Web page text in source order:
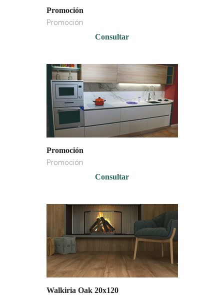
Promoción
Promoción
Consultar
Promoción
Promoción
Consultar
Walkiria Oak 20x120